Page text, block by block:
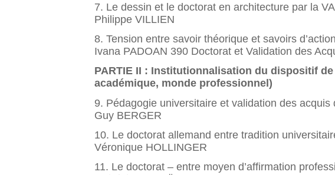
7. Le dessin et le doctorat en architecture par la
Philippe VILLIEN
8. Tension entre savoir théorique et savoirs d’action
Ivana PADOAN 390 Doctorat et Validation des
PARTIE II : Institutionnalisation du dispositif
académique, monde professionnel)
9. Pédagogie universitaire et validation des
Guy BERGER
10. Le doctorat allemand entre tradition
Véronique HOLLINGER
11. Le doctorat – entre moyen d’affirmation